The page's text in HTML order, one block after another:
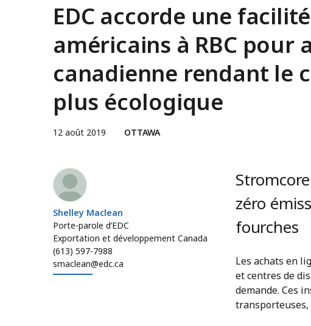
EDC accorde une
américains à RBC
canadienne rendant le
plus écologique
12 août 2019 OTTAWA
Shelley Maclean
Shelley Maclean
Porte-parole d’EDC
Exportation et développement Canada
(613) 597-7988
smaclean@edc.ca
zéro
fourches
Les achats en
et centres de
demande. Ces
transporteuses,